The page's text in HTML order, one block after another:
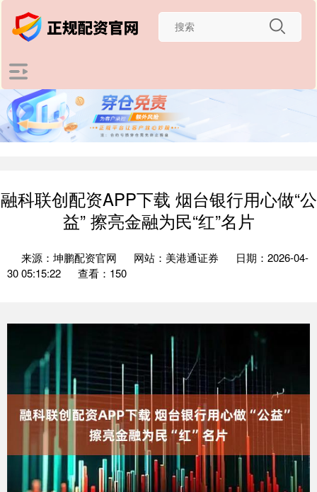
融科联创配资APP下载 烟台银行用心做“公
益” 擦亮金融为民“红”名片
来源：坤鹏配资官网 网站：美港通证券
日期：2026-04-
30 05:15:22
查看：150